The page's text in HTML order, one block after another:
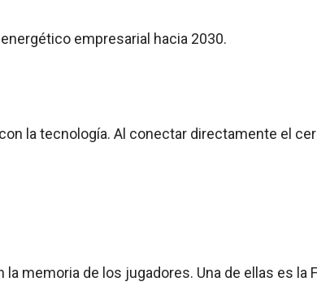
empresarial hacia 2030.
la tecnología. Al conectar directamente el
memoria de los jugadores. Una de ellas es la